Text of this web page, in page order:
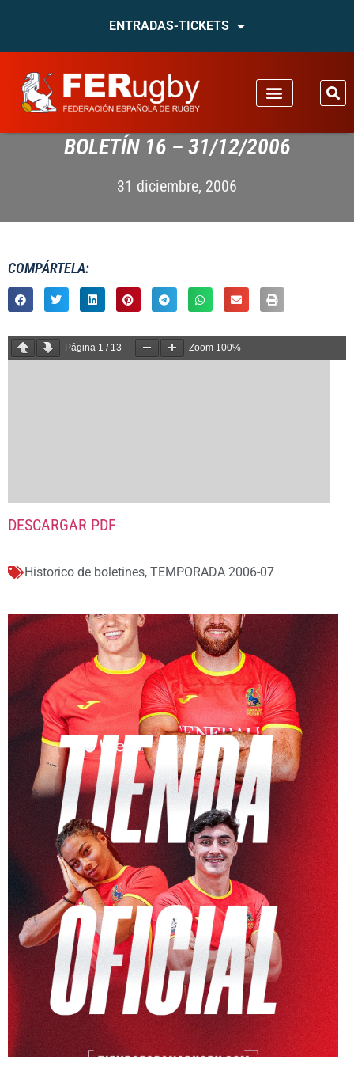
ENTRADAS-TICKETS
BOLETÍN 16 – 31/12/2006
31 diciembre, 2006
COMPÁRTELA:
Página 1 / 13 Zoom 100%
DESCARGAR PDF
Historico de boletines, TEMPORADA 2006-07